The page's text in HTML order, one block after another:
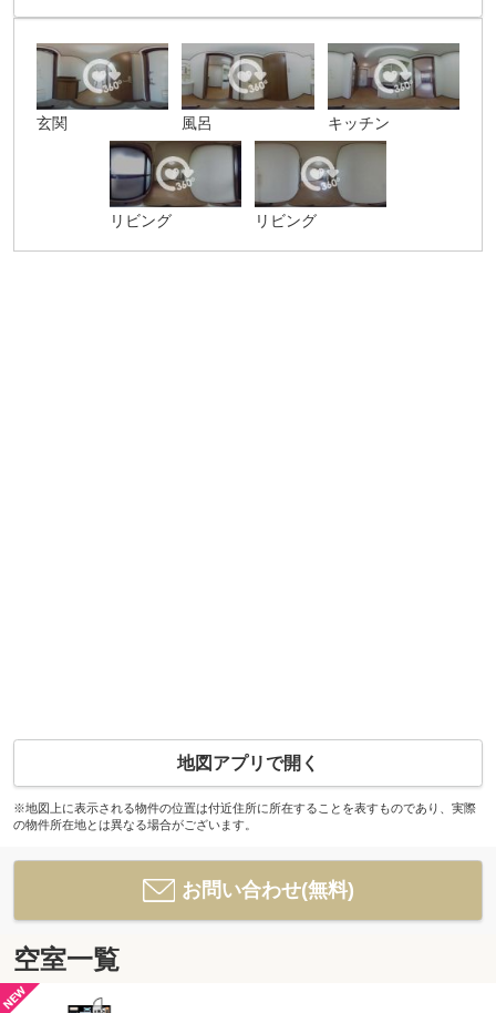
玄関 風呂 キッチン
リビング リビング
地図アプリで開く
※地図上に表示される物件の位置は付近住所に所在することを表すものであり、実際
の物件所在地とは異なる場合がございます。
お問い合わせ(無料)
空室一覧